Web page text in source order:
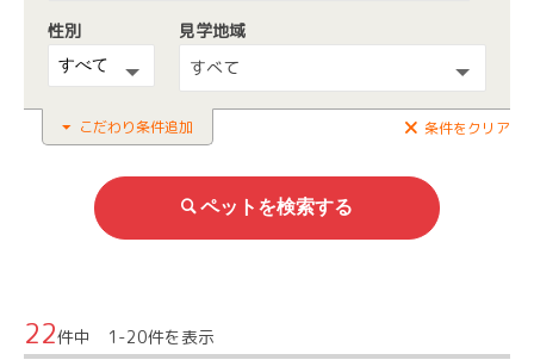
性別
見学地域
すべて
こだわり条件追加 条件をクリア
22件中 1-20件を表示